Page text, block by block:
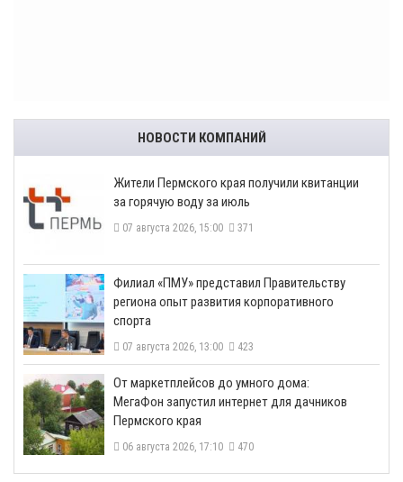
НОВОСТИ КОМПАНИЙ
​Жители Пермского края получили квитанции
за горячую воду за июль
07 августа 2026, 15:00 371
​Филиал «ПМУ» представил Правительству
региона опыт развития корпоративного
спорта
07 августа 2026, 13:00 423
От маркетплейсов до умного дома:
МегаФон запустил интернет для дачников
Пермского края
06 августа 2026, 17:10 470